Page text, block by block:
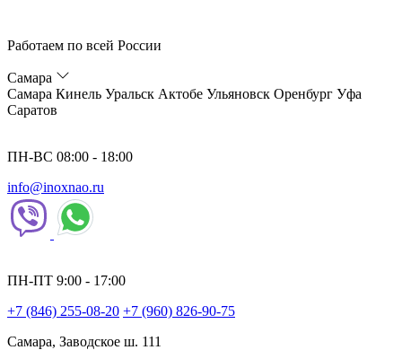
Работаем по всей России
Самара
Самара Кинель Уральск Актобе Ульяновск Оренбург Уфа
Саратов
ПН-ВС 08:00 - 18:00
info@inoxnao.ru
ПН-ПТ 9:00 - 17:00
+7 (846) 255-08-20 +7 (960) 826-90-75
Самара, Заводское ш. 111